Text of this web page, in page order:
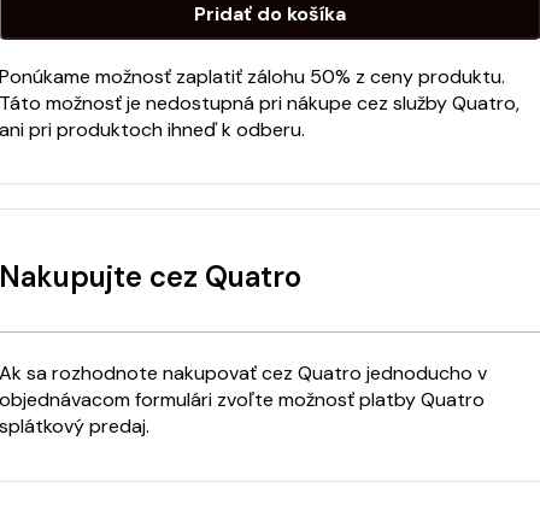
Pridať do košíka
Ponúkame možnosť zaplatiť zálohu 50% z ceny produktu.
Táto možnosť je nedostupná pri nákupe cez služby Quatro,
ani pri produktoch ihneď k odberu.
Nakupujte cez Quatro
Ak sa rozhodnote nakupovať cez Quatro jednoducho v
objednávacom formulári zvoľte možnosť platby Quatro
splátkový predaj.